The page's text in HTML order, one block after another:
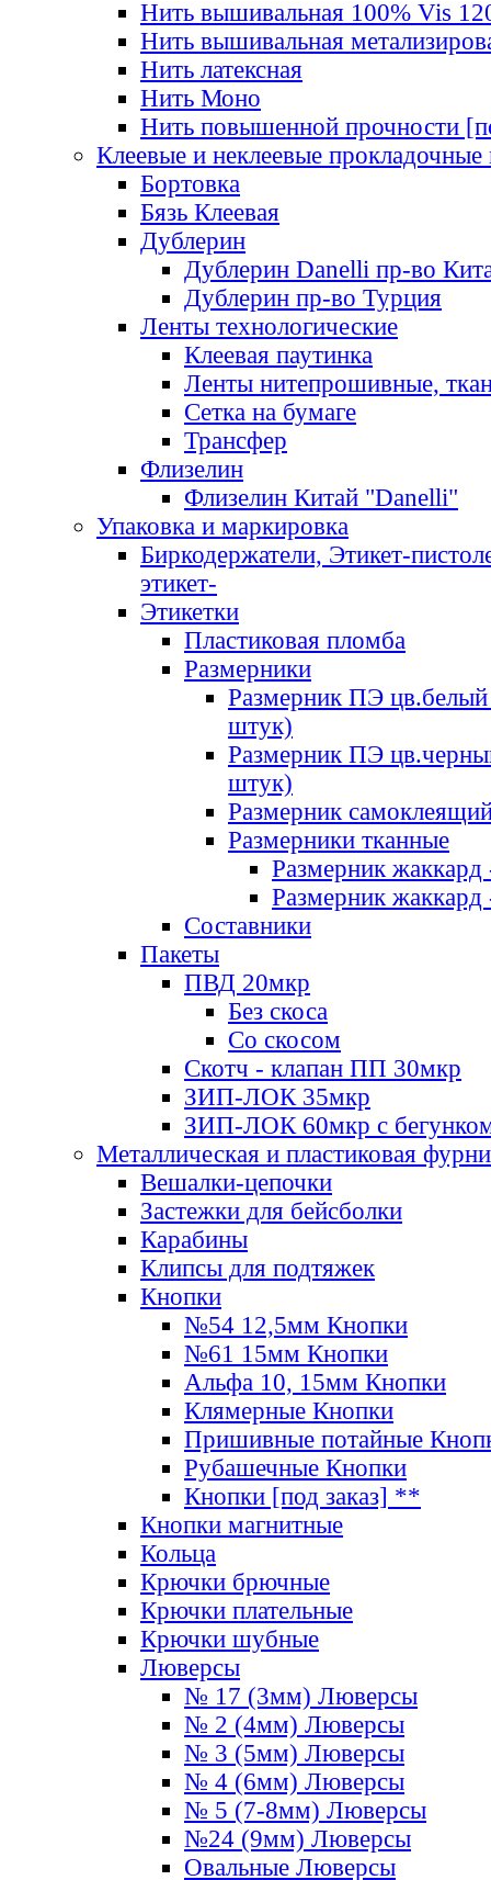
Нить вышивальная 100% Vis
Нить вышивальная
Нить латексная
Нить Моно
Нить повышенной прочности
Клеевые и неклеевые прокладочные
Бортовка
Бязь Клеевая
Дублерин
Дублерин Danelli пр-во
Дублерин пр-во Турция
Ленты технологические
Клеевая паутинка
Ленты нитепрошивные,
Сетка на бумаге
Трансфер
Флизелин
Флизелин Китай "Danelli"
Упаковка и маркировка
Биркодержатели, Этикет-
этикет-
Этикетки
Пластиковая пломба
Размерники
Размерник ПЭ цв.белый
штук)
Размерник ПЭ
штук)
Размерник
Размерники тканные
Размерник
Размерник
Составники
Пакеты
ПВД 20мкр
Без скоса
Со скосом
Скотч - клапан ПП 30мкр
ЗИП-ЛОК 35мкр
ЗИП-ЛОК 60мкр с
Металлическая и пластиковая
Вешалки-цепочки
Застежки для бейсболки
Карабины
Клипсы для подтяжек
Кнопки
№54 12,5мм Кнопки
№61 15мм Кнопки
Альфа 10, 15мм Кнопки
Клямерные Кнопки
Пришивные потайные
Рубашечные Кнопки
Кнопки [под заказ] **
Кнопки магнитные
Кольца
Крючки брючные
Крючки плательные
Крючки шубные
Люверсы
№ 17 (3мм) Люверсы
№ 2 (4мм) Люверсы
№ 3 (5мм) Люверсы
№ 4 (6мм) Люверсы
№ 5 (7-8мм) Люверсы
№24 (9мм) Люверсы
Овальные Люверсы